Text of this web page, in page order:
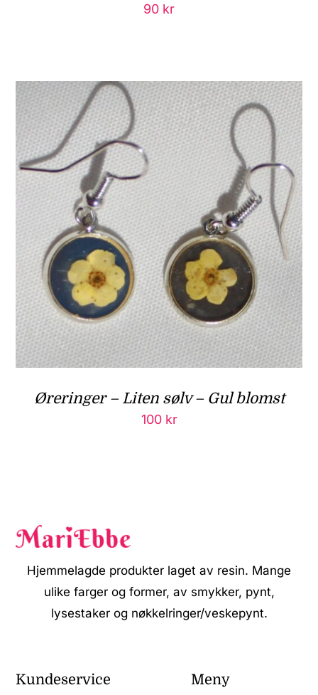
90 kr
Øreringer – Liten sølv – Gul blomst
100 kr
Hjemmelagde produkter laget av resin. Mange
ulike farger og former, av smykker, pynt,
lysestaker og nøkkelringer/veskepynt.
Kundeservice Meny